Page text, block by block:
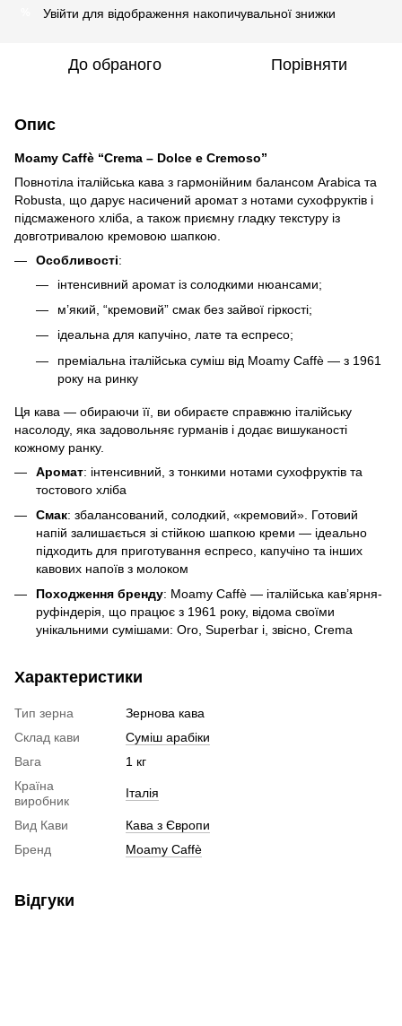
Увійти для відображення накопичувальної знижки
До обраного Порівняти
Опис
Moamy Caffè “Crema – Dolce e Cremoso”
Повнотіла італійська кава з гармонійним балансом Arabica та
Robusta, що дарує насичений аромат з нотами сухофруктів і
підсмаженого хліба, а також приємну гладку текстуру із
довготривалою кремовою шапкою.
Особливості:
інтенсивний аромат із солодкими нюансами;
м’який, “кремовий” смак без зайвої гіркості;
ідеальна для капучіно, лате та еспресо;
преміальна італійська суміш від Moamy Caffè — з 1961
року на ринку
Ця кава — обираючи її, ви обираєте справжню італійську
насолоду, яка задовольняє гурманів і додає вишуканості
кожному ранку.
Аромат: інтенсивний, з тонкими нотами сухофруктів та
тостового хліба
Смак: збалансований, солодкий, «кремовий». Готовий
напій залишається зі стійкою шапкою креми — ідеально
підходить для приготування еспресо, капучіно та інших
кавових напоїв з молоком
Походження бренду: Moamy Caffè — італійська кав’ярня-
руфіндерія, що працює з 1961 року, відома своїми
унікальними сумішами: Oro, Superbar і, звісно, Crema
Характеристики
Тип зерна
Зернова кава
Склад кави
Суміш арабіки
Вага
1 кг
Країна
виробник
Італія
Вид Кави
Кава з Європи
Бренд
Moamy Caffè
Відгуки